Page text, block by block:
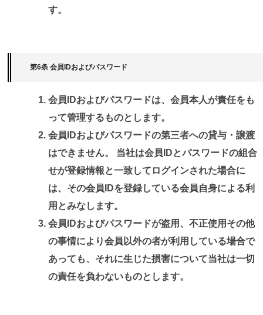
す。
第6条 会員IDおよびパスワード
会員IDおよびパスワードは、会員本人が責任をも
って管理するものとします。
会員IDおよびパスワードの第三者への貸与・譲渡
はできません。 当社は会員IDとパスワードの組合
せが登録情報と一致してログインされた場合に
は、その会員IDを登録している会員自身による利
用とみなします。
会員IDおよびパスワードが盗用、不正使用その他
の事情により会員以外の者が利用している場合で
あっても、それに生じた損害について当社は一切
の責任を負わないものとします。